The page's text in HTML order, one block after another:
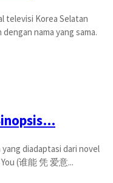
televisi Korea Selatan
nama yang sama.
diadaptasi dari novel
(谁能 凭 爱意...